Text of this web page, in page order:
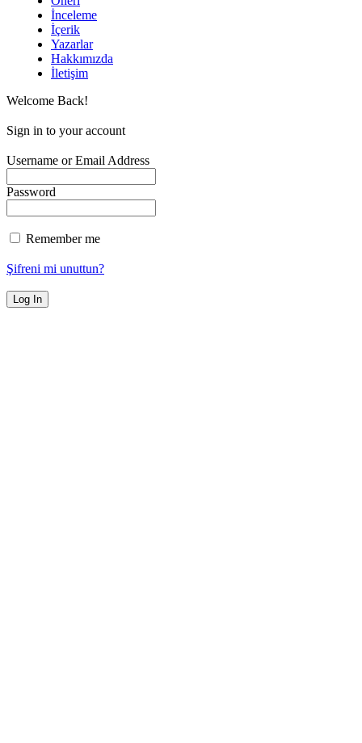
İnceleme
İçerik
Yazarlar
Hakkımızda
İletişim
Welcome Back!
Sign in to your account
Username or Email Address
Password
Remember me
Şifreni mi unuttun?